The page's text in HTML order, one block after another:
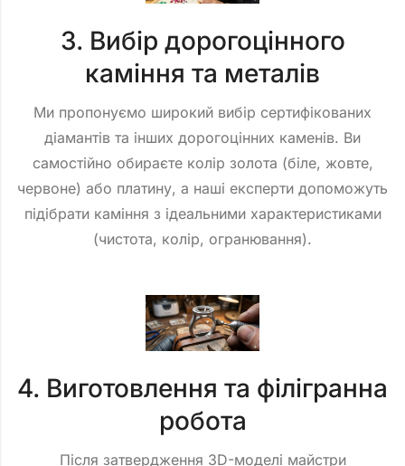
3. Вибір дорогоцінного
каміння та металів
Ми пропонуємо широкий вибір сертифікованих
діамантів та інших дорогоцінних каменів. Ви
самостійно обираєте колір золота (біле, жовте,
червоне) або платину, а наші експерти допоможуть
підібрати каміння з ідеальними характеристиками
(чистота, колір, огранювання).
4. Виготовлення та філігранна
робота
Після затвердження 3D-моделі майстри